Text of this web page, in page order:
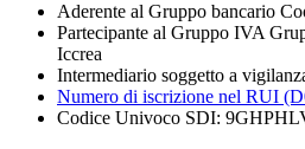
Aderente al Gruppo bancario
Partecipante al Gruppo IVA
Iccrea
Intermediario soggetto a
Numero di iscrizione nel RUI
Codice Univoco SDI: